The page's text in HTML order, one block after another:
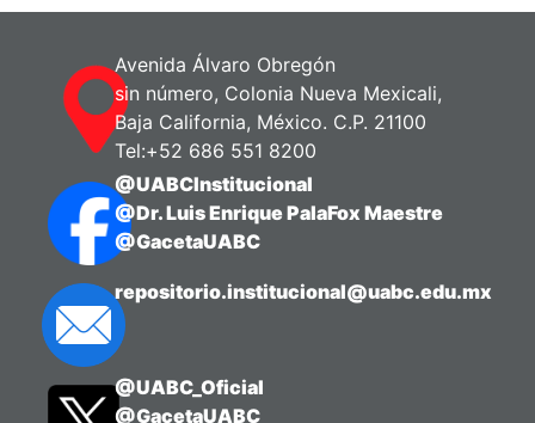
Avenida Álvaro Obregón
sin número, Colonia Nueva Mexicali,
Baja California, México. C.P. 21100
Tel:+52 686 551 8200
@UABCInstitucional
@Dr. Luis Enrique PalaFox Maestre
@GacetaUABC
repositorio.institucional@uabc.edu.mx
@UABC_Oficial
@GacetaUABC